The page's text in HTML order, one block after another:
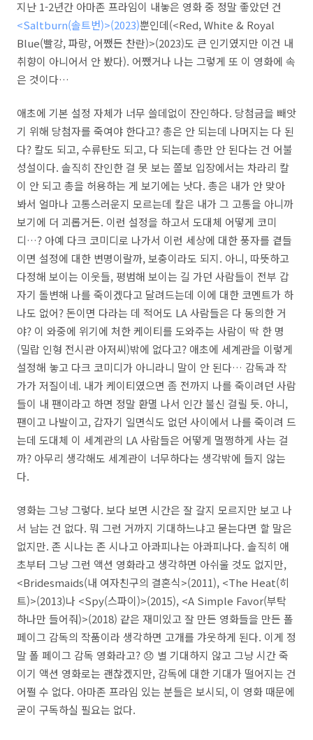
지난 1-2년간 아마존 프라임이 내놓은 영화 중 정말 좋았던 건
<Saltburn(솔트번)>(2023)뿐인데(<Red, White & Royal
Blue(빨강, 파랑, 어쨌든 찬란)>(2023)도 큰 인기였지만 이건 내
취향이 아니어서 안 봤다). 어쨌거나 나는 그렇게 또 이 영화에 속
은 것이다…
애초에 기본 설정 자체가 너무 쓸데없이 잔인하다. 당첨금을 빼앗
기 위해 당첨자를 죽여야 한다고? 총은 안 되는데 나머지는 다 된
다? 칼도 되고, 수류탄도 되고, 다 되는데 총만 안 된다는 건 어불
성설이다. 솔직히 잔인한 걸 못 보는 쫄보 입장에서는 차라리 칼
이 안 되고 총을 허용하는 게 보기에는 낫다. 총은 내가 안 맞아
봐서 얼마나 고통스러운지 모르는데 칼은 내가 그 고통을 아니까
보기에 더 괴롭거든. 이런 설정을 하고서 도대체 어떻게 코미
디…? 아예 다크 코미디로 나가서 이런 세상에 대한 풍자를 곁들
이면 설정에 대한 변명이랄까, 보충이라도 되지. 아니, 따뜻하고
다정해 보이는 이웃들, 평범해 보이는 길 가던 사람들이 전부 갑
자기 돌변해 나를 죽이겠다고 달려드는데 이에 대한 코멘트가 하
나도 없어? 돈이면 다라는 데 적어도 LA 사람들은 다 동의한 거
야? 이 와중에 위기에 처한 케이티를 도와주는 사람이 딱 한 명
(밀랍 인형 전시관 아저씨)밖에 없다고? 애초에 세계관을 이렇게
설정해 놓고 다크 코미디가 아니라니 말이 안 된다… 감독과 작
가가 저질이네. 내가 케이티였으면 좀 전까지 나를 죽이려던 사람
들이 내 팬이라고 하면 정말 환멸 나서 인간 불신 걸릴 듯. 아니,
팬이고 나발이고, 갑자기 일면식도 없던 사이에서 나를 죽이려 드
는데 도대체 이 세계관의 LA 사람들은 어떻게 멀쩡하게 사는 걸
까? 아무리 생각해도 세계관이 너무하다는 생각밖에 들지 않는
다.
영화는 그냥 그렇다. 보다 보면 시간은 잘 갈지 모르지만 보고 나
서 남는 건 없다. 뭐 그런 거까지 기대하느냐고 묻는다면 할 말은
없지만. 존 시나는 존 시나고 아콰피나는 아콰피나다. 솔직히 애
초부터 그냥 그런 액션 영화라고 생각하면 아쉬울 것도 없지만,
<Bridesmaids(내 여자친구의 결혼식>(2011), <The Heat(히
트)>(2013)나 <Spy(스파이)>(2015), <A Simple Favor(부탁
하나만 들어줘)>(2018) 같은 재미있고 잘 만든 영화들을 만든 폴
페이그 감독의 작품이라 생각하면 고개를 갸웃하게 된다. 이게 정
말 폴 페이그 감독 영화라고? 😞 별 기대하지 않고 그냥 시간 죽
이기 액션 영화로는 괜찮겠지만, 감독에 대한 기대가 떨어지는 건
어쩔 수 없다. 아마존 프라임 있는 분들은 보시되, 이 영화 때문에
굳이 구독하실 필요는 없다.